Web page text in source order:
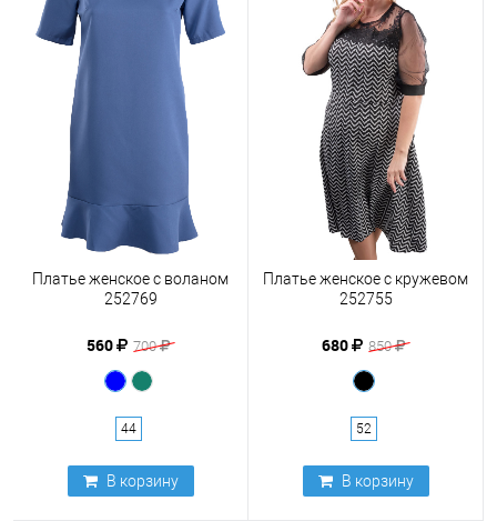
Платье женское с воланом
252769
560 700
44
В корзину
Платье женское с кружевом
252755
680 850
52
В корзину